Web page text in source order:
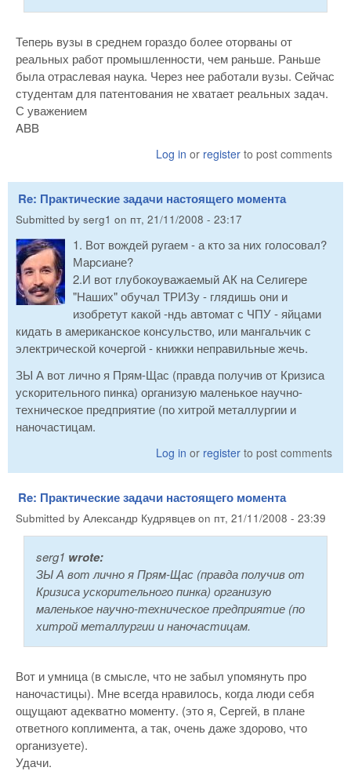
Теперь вузы в среднем гораздо более оторваны от
реальных работ промышленности, чем раньше. Раньше
была отраслевая наука. Через нее работали вузы. Сейчас
студентам для патентования не хватает реальных задач.
С уважением
ABB
Log in or register to post comments
Re: Практические задачи настоящего момента
Submitted by serg1 on пт, 21/11/2008 - 23:17
1. Вот вождей ругаем - а кто за них голосовал?
Марсиане?
2.И вот глубокоуважаемый АК на Селигере
"Наших" обучал ТРИЗу - глядишь они и
изобретут какой -ндь автомат с ЧПУ - яйцами
кидать в американское консульство, или мангальчик с
электрической кочергой - книжки неправильные жечь.
ЗЫ А вот лично я Прям-Щас (правда получив от Кризиса
ускорительного пинка) организую маленькое научно-
техническое предприятие (по хитрой металлургии и
наночастицам.
Log in or register to post comments
Re: Практические задачи настоящего момента
Submitted by Александр Кудрявцев on пт, 21/11/2008 - 23:39
serg1 wrote:
ЗЫ А вот лично я Прям-Щас (правда получив от
Кризиса ускорительного пинка) организую
маленькое научно-техническое предприятие (по
хитрой металлургии и наночастицам.
Вот и умница (в смысле, что не забыл упомянуть про
наночастицы). Мне всегда нравилось, когда люди себя
ощущают адекватно моменту. (это я, Сергей, в плане
ответного коплимента, а так, очень даже здорово, что
организуете).
Удачи.